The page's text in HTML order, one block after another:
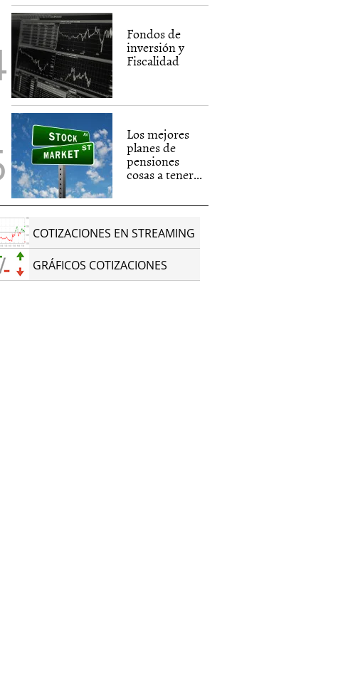
Fondos de
inversión y
Fiscalidad
Los mejores
planes de
pensiones
cosas a tener...
COTIZACIONES EN STREAMING
GRÁFICOS COTIZACIONES